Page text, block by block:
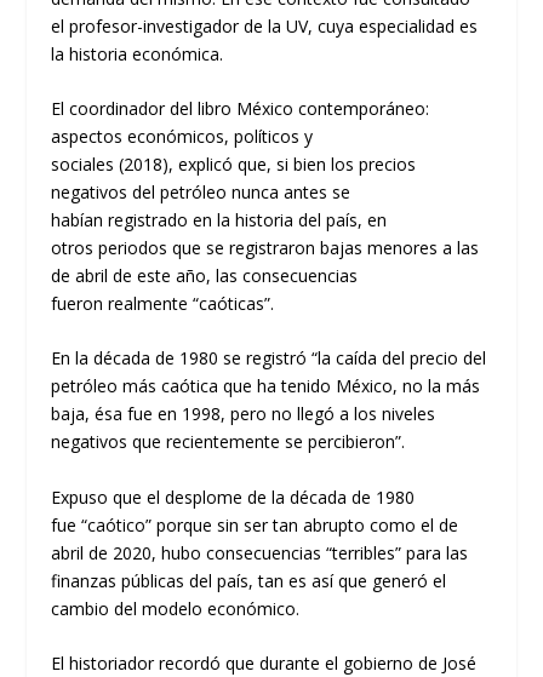
elprofesor-investigadorde la UV, cuya especialidad es
la historia económica.
Elcoordinador del libro México contemporáneo:
aspectos económicos, políticos y
sociales(2018), explicóque, si bien los precios
negativos del petróleo nunca antes se
habían registrado en la historia del país, en
otros periodos queseregistraronbajas menores a las
de abril deeste año, las consecuencias
fueronrealmente “caóticas”.
En la década de 1980 se registró “la caída del precio del
petróleo más caótica que ha tenido México, no la más
baja, ésafue en 1998, pero no llegó a los niveles
negativos que recientemente se percibieron”.
Expuso queel desplome de la década de 1980
fue“caótico” porquesin sertan abrupto comoel de
abril de 2020,hubo consecuencias“terribles” para las
finanzas públicasdel país,tan es así que generó el
cambio del modelo económico.
El historiador recordó que durante el gobierno de José